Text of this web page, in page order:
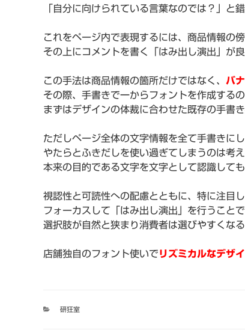
「自分に向けられている言葉なのでは？」と
これをページ内で表現するには、商品情報の
その上にコメントを書く「はみ出し演出」が良
この手法は商品情報の箇所だけではなく、 バ
その際、手書きで一からフォントを作成する
まずはデザインの体裁に合わせた既存の手書
ただしページ全体の文字情報を全て手書きにし
やたらとふきだしを使い過ぎてしまうのは考え
本来の目的である文字を文字として認識して
視認性と可読性への配慮とともに、特に注目
フォーカスして「はみ出し演出」を行うことで
選択肢が自然と狭まり消費者は選びやすくなる
店舗独自のフォント使いでリズミカルなデザ
カ
研狂室